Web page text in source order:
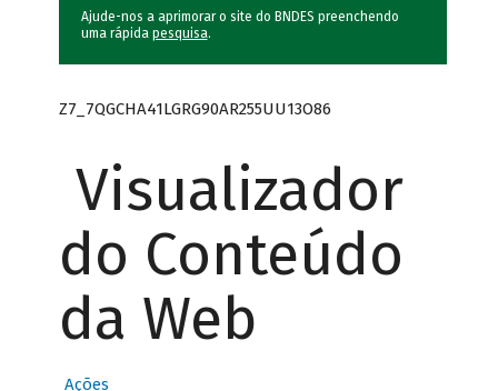
Ajude-nos a aprimorar o site do BNDES preenchendo
uma rápida pesquisa.
Z7_7QGCHA41LGRG90AR255UU13O86
Visualizador
do Conteúdo
da Web
Ações